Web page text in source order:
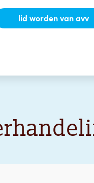
lid worden van avv